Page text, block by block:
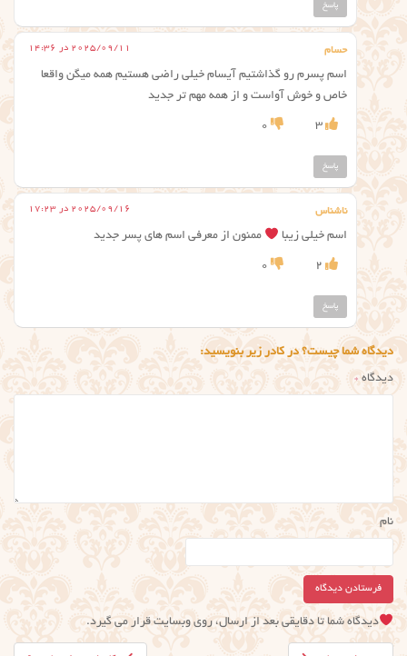
پاسخ
حسام 2025/09/11 در 14:36
اسم پسرم رو گذاشتیم آیسام خیلی راضی هستیم همه میگن واقعا
خاص و خوش آواست و از همه مهم تر جدید
3
0
پاسخ
ناشناس 2025/09/16 در 17:23
اسم خیلی زیبا ممنون از معرفی اسم های پسر جدید
2
0
پاسخ
دیدگاه شما چیست؟ در کادر زیر بنویسید:
دیدگاه*
نام
دیدگاه شما تا دقایقی بعد از ارسال، روی وبسایت قرار می گیرد.